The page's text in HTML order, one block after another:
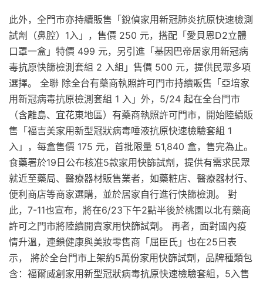
此外，全門市亦持續販售「銳偵家用新冠肺炎抗原快速檢測
試劑（鼻腔）1入」，售價 250 元，搭配「愛貝恩D2立體
口罩一盒」特價 499 元，另引進「基因巴帝居家用新冠病
毒抗原快篩檢測套組 2 入組」售價 500 元，提供民眾多項
選擇。 全聯 除全台有藥商執照許可門市持續販售「亞培家
用新冠病毒抗原檢測套組 1 入」外，5/24 起在全台門市
（含離島、宜花東地區）有藥商執照許可門市，開始陸續販
售「福吉美家用新型冠狀病毒唾液抗原快速檢驗套組 1
入」，每盒售價 175 元，首批限量 51,840 盒，售完為止。
食藥署於19日公布核准5款家用快篩試劑，提供有需求民眾
就近至藥局、醫療器材販售業者，如藥粧店、醫療器材行、
便利商店等商家選購，並於居家自行進行快篩檢測。 對
此，7-11也宣布，將在6/23下午2點半後於桃園以北有藥商
許可之門市將陸續開賣家用快篩試劑。 再者，面對國內疫
情升溫，連鎖健康與美妝零售商「屈臣氏」也在25日表
示， 將於全台門市上架約5萬份家用快篩試劑，品牌種類包
含：福爾威創家用新型冠狀病毒抗原快速檢驗套組，5入售